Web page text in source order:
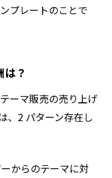
プレートのことで
？
ーマ販売の売り上げ
、2 パターン存在し
からのテーマに対